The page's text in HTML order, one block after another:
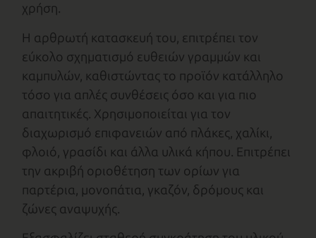
χρήση.
Η αρθρωτή κατασκευή του, επιτρέπει τον
εύκολο σχηματισμό ευθειών γραμμών και
καμπυλών, καθιστώντας το προϊόν κατάλληλο
τόσο για απλές συνθέσεις όσο και για πιο
απαιτητικές. Χρησιμοποιείται για τον
διαχωρισμό επιφανειών από πλάκες, χαλίκι,
φλοιό, γρασίδι και άλλα υλικά κήπου. Επιτρέπει
την ακριβή οριοθέτηση των ορίων για
παρτέρια, μονοπάτια, γκαζόν, δρόμους και
ζώνες αναψυχής.